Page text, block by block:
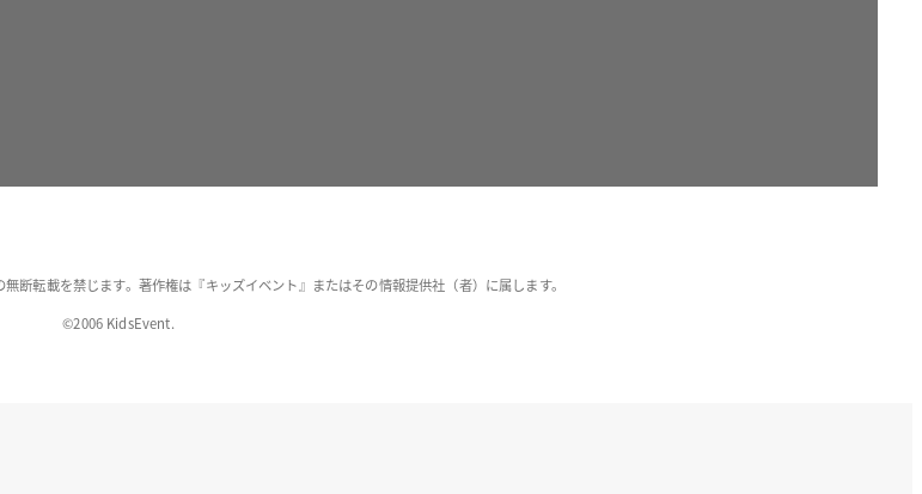
断転載を禁じます。著作権は『キッズイベント』またはその情報提供社（者）に属します。
©2006 KidsEvent.